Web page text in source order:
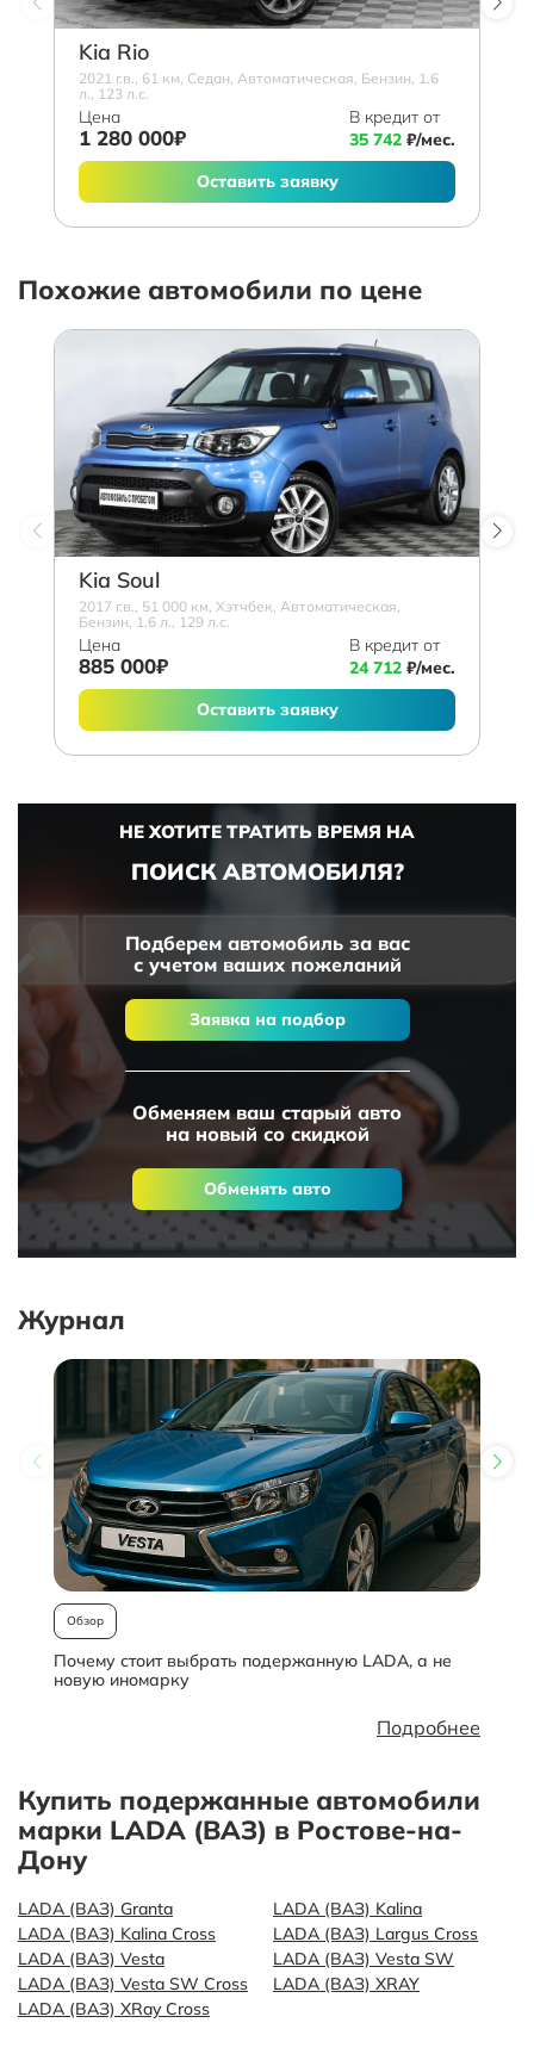
Kia Rio
2021 г.в., 61 км, Седан, Автоматическая, Бензин, 1.6
л., 123 л.с.
Цена
1 280 000₽
В кредит от
35 742 ₽/мес.
Оставить заявку
Похожие автомобили по цене
Kia Soul
2017 г.в., 51 000 км, Хэтчбек, Автоматическая,
Бензин, 1.6 л., 129 л.с.
Цена
885 000₽
В кредит от
24 712 ₽/мес.
Оставить заявку
НЕ ХОТИТЕ ТРАТИТЬ ВРЕМЯ НА
ПОИСК АВТОМОБИЛЯ?
Подберем автомобиль за вас
с учетом ваших пожеланий
Заявка на подбор
Обменяем ваш старый авто
на новый со скидкой
Обменять авто
Журнал
Обзор
Почему стоит выбрать подержанную LADA, а не
новую иномарку
Подробнее
Купить подержанные автомобили
марки LADA (ВАЗ) в Ростове-на-
Дону
LADA (ВАЗ) Granta
LADA (ВАЗ) Kalina
LADA (ВАЗ) Kalina Cross
LADA (ВАЗ) Largus Cross
LADA (ВАЗ) Vesta
LADA (ВАЗ) Vesta SW
LADA (ВАЗ) Vesta SW Cross
LADA (ВАЗ) XRAY
LADA (ВАЗ) XRay Cross